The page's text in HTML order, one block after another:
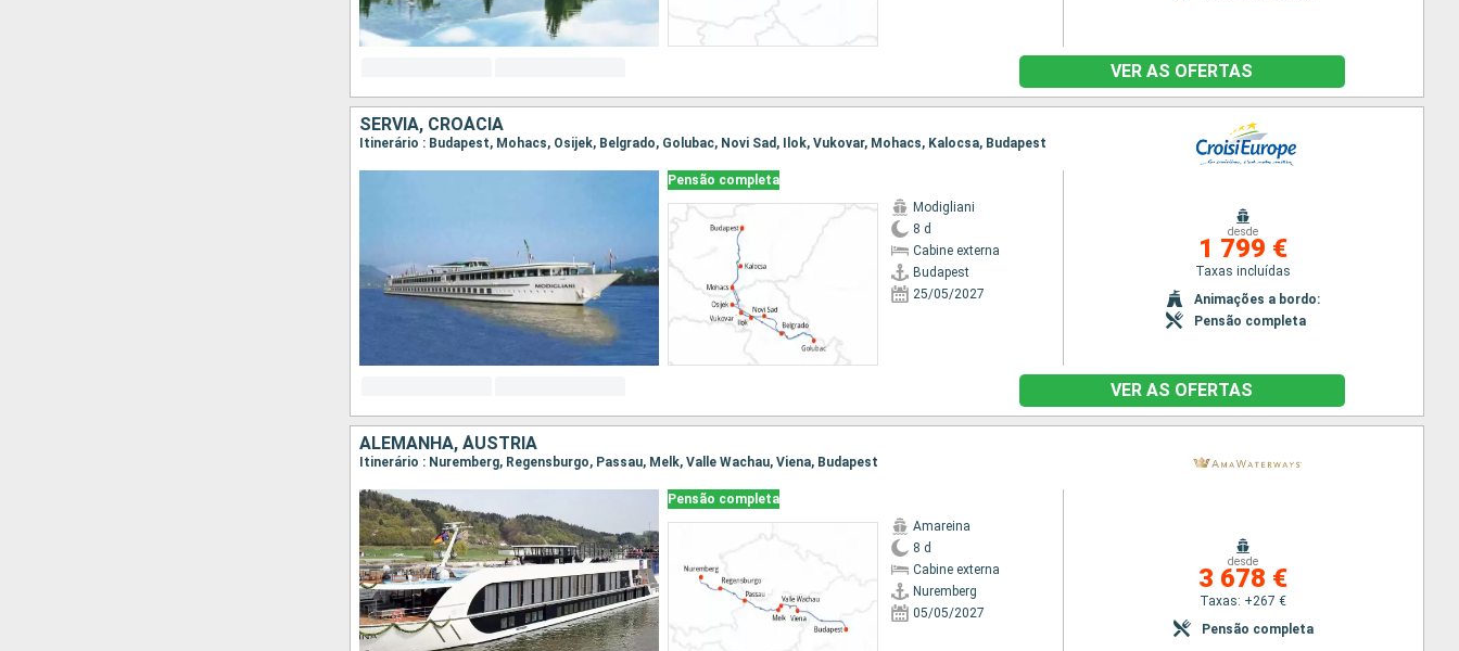
VER AS OFERTAS
SÉRVIA, CROÁCIA
Itinerário : Budapest, Mohacs, Osijek, Belgrado, Golubac, Novi Sad, Ilok, Vukovar, Mohacs, Kalocsa, Budapest
Pensão completa
Modigliani
8 d
Cabine externa
Budapest
25/05/2027
desde
1 799 €
Taxas incluídas
Animações a bordo:
Pensão completa
VER AS OFERTAS
ALEMANHA, ÁUSTRIA
Itinerário : Nuremberg, Regensburgo, Passau, Melk, Valle Wachau, Viena, Budapest
Pensão completa
Amareina
8 d
Cabine externa
Nuremberg
05/05/2027
desde
3 678 €
Taxas: +267 €
Pensão completa